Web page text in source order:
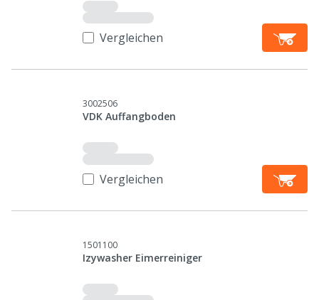
Vergleichen
3002506
VDK Auffangboden
Vergleichen
1501100
Izywasher Eimerreiniger